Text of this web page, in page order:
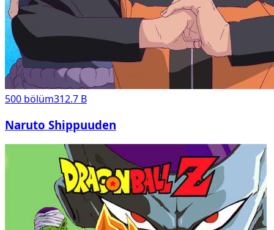
500 bölüm312.7 B
Naruto Shippuuden